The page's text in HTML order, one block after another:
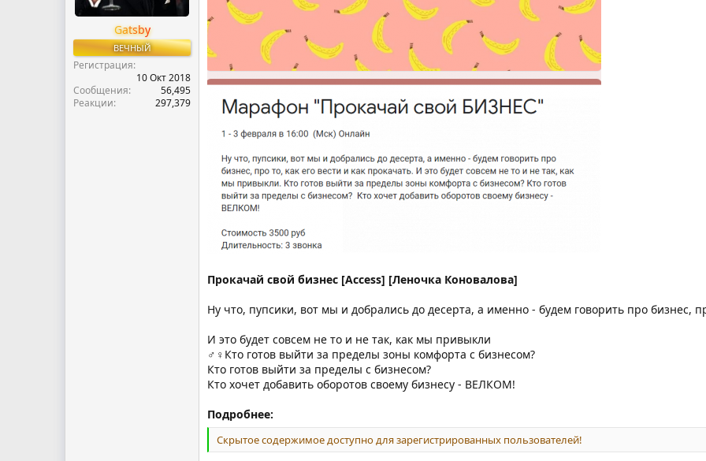
Gatsby
ВЕЧНЫЙ
Регистрация
10 Окт 2018
Сообщения
56,495
Реакции
297,379
Прокачай свой бизнес [Access] [Леночка Коновалова]
Ну что, пупсики, вот мы и добрались до десерта, а именно - будем говорить про бизнес,
И это будет совсем не то и не так, как мы привыкли
‍♂‍♀Кто готов выйти за пределы зоны комфорта с бизнесом?
Кто готов выйти за пределы с бизнесом?
Кто хочет добавить оборотов своему бизнесу - ВЕЛКОМ!
Подробнее:
Скрытое содержимое доступно для зарегистрированных пользователей!